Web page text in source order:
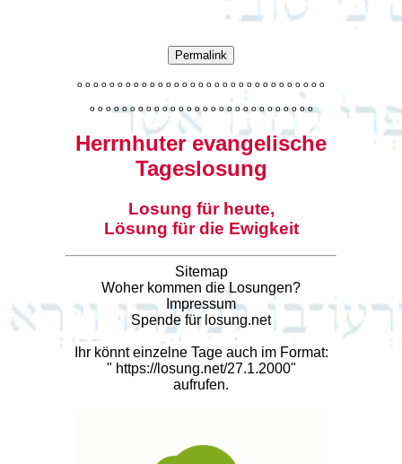
Permalink
o o o o o o o o o o o o o o o o o o o o o o o o o o o o o o o
o o o o o o o o o o o o o o o o o o o o o o o o o o o o
Herrnhuter evangelische
Tageslosung
Losung für heute,
Lösung für die Ewigkeit
Sitemap
Woher kommen die Losungen?
Impressum
Spende für losung.net
Ihr könnt einzelne Tage auch im Format:
" https://losung.net/27.1.2000"
aufrufen.